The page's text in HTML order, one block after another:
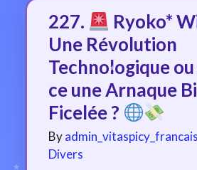
227.
Ryoko*
Une Révolution
Technologique
ce une Arnaque
Ficelée ?
Byadmin_vitaspicy_francais
Divers